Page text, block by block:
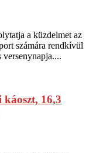
a küzdelmet az
számára rendkívül
káoszt, 16,3